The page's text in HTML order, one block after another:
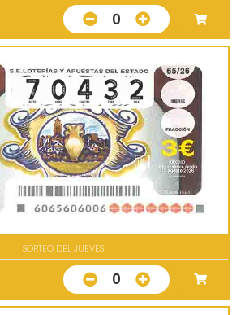
0
SORTEO DEL JUEVES
0